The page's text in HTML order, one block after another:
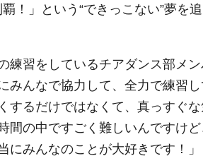
！」という“できっこない”夢を
習をしているチアダンス部メン
みんなで協力して、全力で練習
するだけではなくて、真っすぐ
間の中ですごく難しいんですけ
にみんなのことが大好きです！